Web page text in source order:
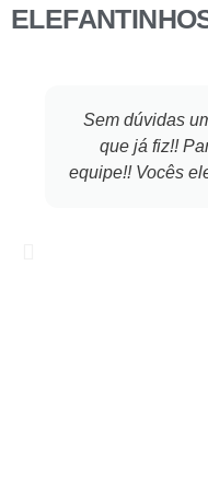
Sem dúvidas
que já fiz!!
equipe!! Vocês